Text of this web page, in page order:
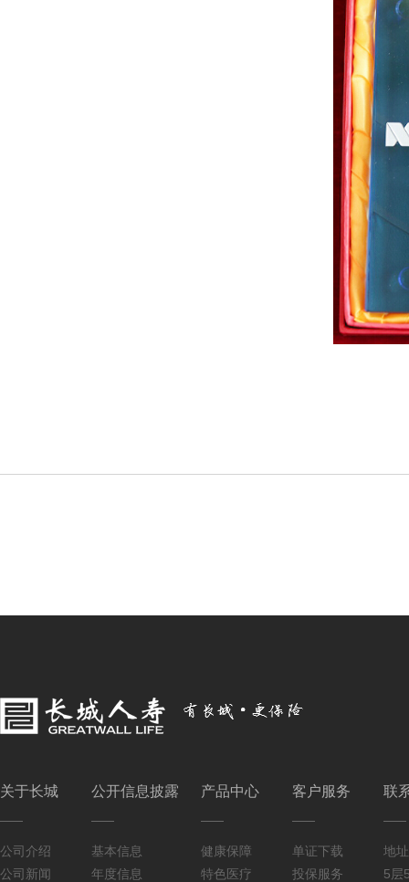
关于长城
公司介绍
公司新闻
公开信息披露
基本信息
年度信息
产品中心
健康保障
特色医疗
客户服务
单证下载
投保服务
联
地
5层